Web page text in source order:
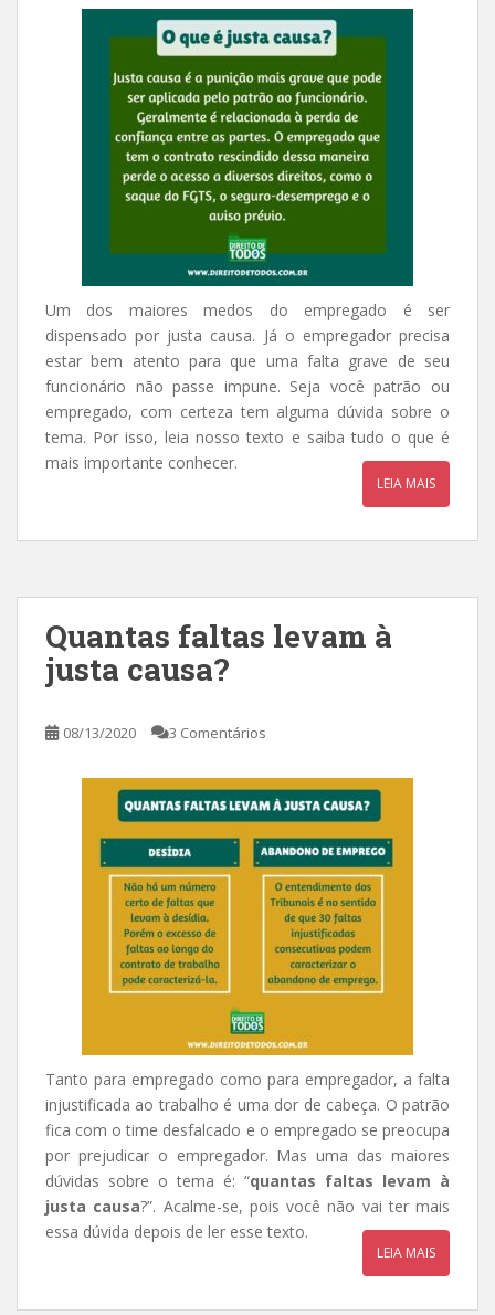
Um dos maiores medos do empregado é ser
dispensado por justa causa. Já o empregador precisa
estar bem atento para que uma falta grave de seu
funcionário não passe impune. Seja você patrão ou
empregado, com certeza tem alguma dúvida sobre o
tema. Por isso, leia nosso texto e saiba tudo o que é
mais importante conhecer.
LEIA MAIS
Quantas faltas levam à
justa causa?
08/13/2020 3 Comentários
Tanto para empregado como para empregador, a falta
injustificada ao trabalho é uma dor de cabeça. O patrão
fica com o time desfalcado e o empregado se preocupa
por prejudicar o empregador. Mas uma das maiores
dúvidas sobre o tema é: “quantas faltas levam à
justa causa?”. Acalme-se, pois você não vai ter mais
essa dúvida depois de ler esse texto.
LEIA MAIS